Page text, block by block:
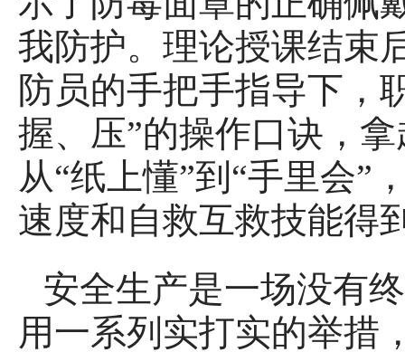
我防护。理论授课结束
防员的手把手指导下，
握、压”的操作口诀，
从“纸上懂”到“手里会”
速度和自救互救技能得
安全生产是一场没有
用一系列实打实的举措